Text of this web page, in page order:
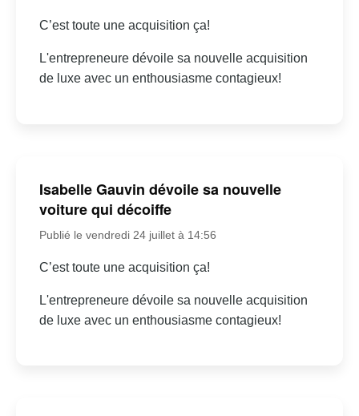
C’est toute une acquisition ça!
L'entrepreneure dévoile sa nouvelle acquisition
de luxe avec un enthousiasme contagieux!
Isabelle Gauvin dévoile sa nouvelle
voiture qui décoiffe
Publié le vendredi 24 juillet à 14:56
C’est toute une acquisition ça!
L'entrepreneure dévoile sa nouvelle acquisition
de luxe avec un enthousiasme contagieux!